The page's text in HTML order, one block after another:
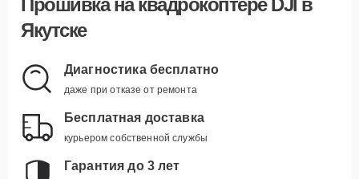
Прошивкана квадрокоптере DJI в
Якутске
Диагностика бесплатно
даже при отказе от ремонта
Бесплатная доставка
курьером собственной службы
Гарантия до 3 лет